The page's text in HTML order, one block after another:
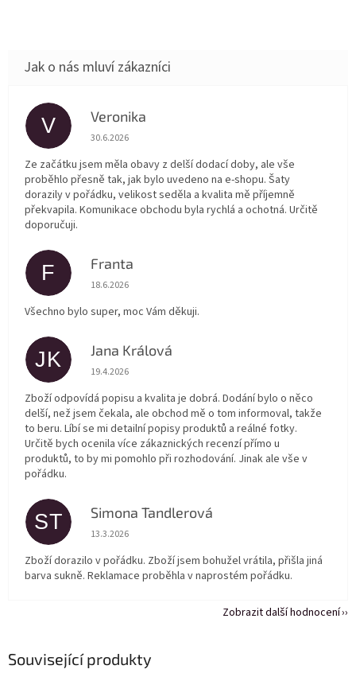
Související produkty
V Veronika
Hodnocení obchodu je 5 z 5 hvězdiček.
30.6.2026
Ze začátku jsem měla obavy z delší dodací doby, ale vše
proběhlo přesně tak, jak bylo uvedeno na e-shopu. Šaty
dorazily v pořádku, velikost seděla a kvalita mě příjemně
překvapila. Komunikace obchodu byla rychlá a ochotná. Určitě
doporučuji.
F Franta
Hodnocení obchodu je 5 z 5 hvězdiček.
18.6.2026
Všechno bylo super, moc Vám děkuji.
JK Jana Králová
Hodnocení obchodu je 5 z 5 hvězdiček.
19.4.2026
Zboží odpovídá popisu a kvalita je dobrá. Dodání bylo o něco
delší, než jsem čekala, ale obchod mě o tom informoval, takže
to beru. Líbí se mi detailní popisy produktů a reálné fotky.
Určitě bych ocenila více zákaznických recenzí přímo u
produktů, to by mi pomohlo při rozhodování. Jinak ale vše v
pořádku.
ST Simona Tandlerová
Hodnocení obchodu je 5 z 5 hvězdiček.
13.3.2026
Zboží dorazilo v pořádku. Zboží jsem bohužel vrátila, přišla jiná
barva sukně. Reklamace proběhla v naprostém pořádku.
Zobrazit další hodnocení